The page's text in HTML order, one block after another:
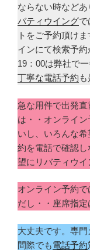
ならない時など
バティウイングで
トをご予約頂け
インにて検索予
19：00は弊社で
丁寧な電話予約
急な用件で出発
は・・オンライ
いし、いろんな
約を電話で確認
望にリバティウイ
オンライン予約
だし・・座席指定
大丈夫です。専
間際でも電話予約